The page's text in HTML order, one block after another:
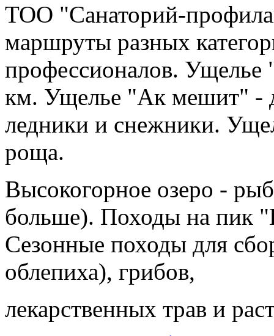
ТОО "Санаторий-
маршруты разных
профессионалов. Ущелье
км. Ущелье "Ак мешит" -
ледники и снежники.
роща.
Высокогорное озеро -
больше). Походы на пик
Сезонные походы для
облепиха), грибов,
лекарственных трав и